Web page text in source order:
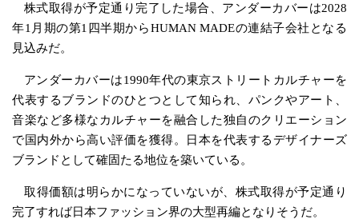
株式取得が予定通り完了した場合、アンダーカバーは2028
年1月期の第1四半期からHUMAN MADEの連結子会社となる
見込みだ。
アンダーカバーは1990年代の東京ストリートカルチャーを
代表するブランドのひとつとして知られ、パンクやアート、
音楽など多様なカルチャーを融合した独自のクリエーション
で国内外から高い評価を獲得。日本を代表するデザイナーズ
ブランドとして確固たる地位を築いている。
取得価額は明らかになっていないが、株式取得が予定通り
完了すれば日本ファッション界の大型再編となりそうだ。